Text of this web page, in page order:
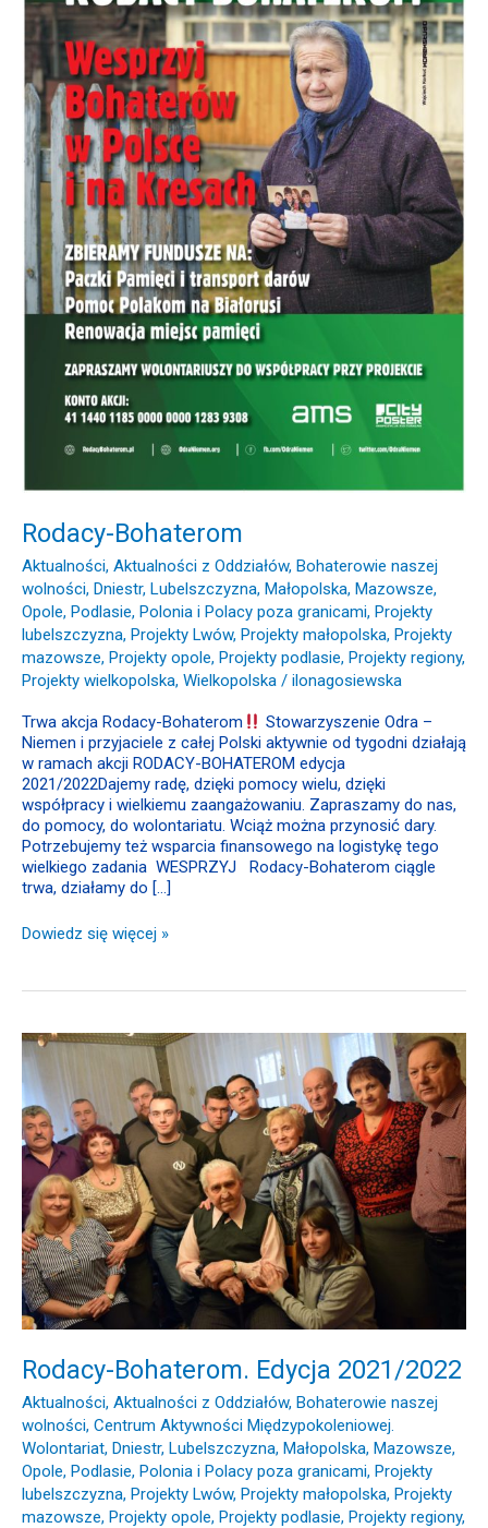
Rodacy-Bohaterom
Aktualności, Aktualności z Oddziałów, Bohaterowie naszej
wolności, Dniestr, Lubelszczyzna, Małopolska, Mazowsze,
Opole, Podlasie, Polonia i Polacy poza granicami, Projekty
lubelszczyzna, Projekty Lwów, Projekty małopolska, Projekty
mazowsze, Projekty opole, Projekty podlasie, Projekty regiony,
Projekty wielkopolska, Wielkopolska / ilonagosiewska
Trwa akcja Rodacy-Bohaterom
Stowarzyszenie Odra –
Niemen i przyjaciele z całej Polski aktywnie od tygodni działają
w ramach akcji RODACY-BOHATEROM edycja
2021/2022Dajemy radę, dzięki pomocy wielu, dzięki
współpracy i wielkiemu zaangażowaniu. Zapraszamy do nas,
do pomocy, do wolontariatu. Wciąż można przynosić dary.
Potrzebujemy też wsparcia finansowego na logistykę tego
wielkiego zadania WESPRZYJ Rodacy-Bohaterom ciągle
trwa, działamy do […]
Dowiedz się więcej »
Rodacy-Bohaterom. Edycja 2021/2022
Aktualności, Aktualności z Oddziałów, Bohaterowie naszej
wolności, Centrum Aktywności Międzypokoleniowej.
Wolontariat, Dniestr, Lubelszczyzna, Małopolska, Mazowsze,
Opole, Podlasie, Polonia i Polacy poza granicami, Projekty
lubelszczyzna, Projekty Lwów, Projekty małopolska, Projekty
mazowsze, Projekty opole, Projekty podlasie, Projekty regiony,
Rodacy-
Bohaterom.
Edycja
2021/2022